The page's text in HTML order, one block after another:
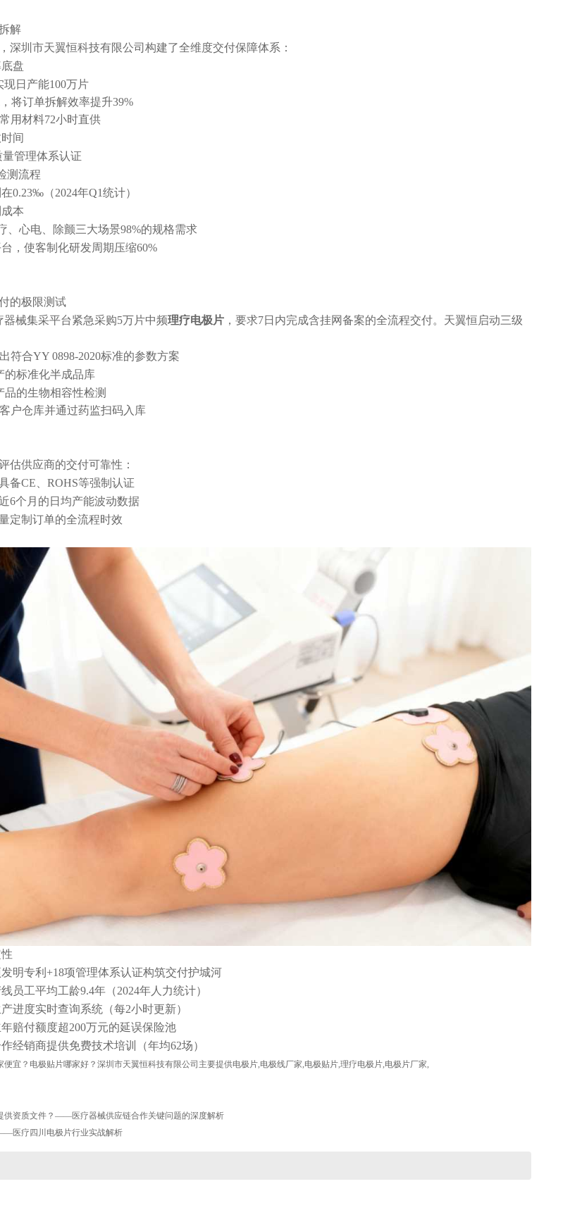
解
深圳市天翼恒科技有限公司构建了全维度交付保障体系：
盘
日产能100万片
将订单拆解效率提升39%
用材料72小时直供
间
管理体系认证
测流程
0.23‰（2024年Q1统计）
本
、心电、除颤三大场景98%的规格需求
，使客制化研发周期压缩60%
的极限测试
器械集采平台紧急采购5万片中频理疗电极片 ，要求7日内完成含挂网备案的全流程交付。天翼恒启动三级
符合YY 0898-2020标准的参数方案
的标准化半成品库
品的生物相容性检测
户仓库并通过药监扫码入库
估供应商的交付可靠性：
备CE、ROHS等强制认证
6个月的日均产能波动数据
定制订单的全流程时效
明专利+18项管理体系认证构筑交付护城河
员工平均工龄9.4年（2024年人力统计）
进度实时查询系统（每2小时更新）
赔付额度超200万元的延误保险池
经销商提供免费技术培训（年均62场）
宜？电极贴片哪家好？深圳市天翼恒科技有限公司主要提供电极片,电极线厂家,电极贴片,理疗电极片,电极片厂家,
供资质文件？——医疗器械供应链合作关键问题的深度解析
医疗四川电极片行业实战解析